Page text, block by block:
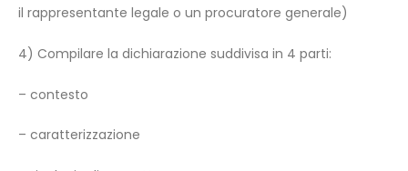
il rappresentante legale o un procuratore generale)
4) Compilare la dichiarazione suddivisa in 4 parti:
– contesto
– caratterizzazione